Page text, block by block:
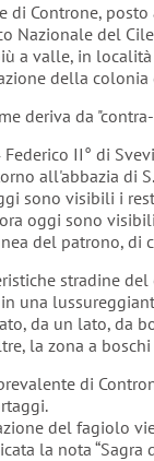
di Controne,
Nazionale del
a valle, in
della colonia
deriva da
II° di
all'abbazia di
sono visibili i
oggi sono
del patrono, di
stradine
una
da un lato, da
la zona a
di
del fagiolo
la nota “Sagra